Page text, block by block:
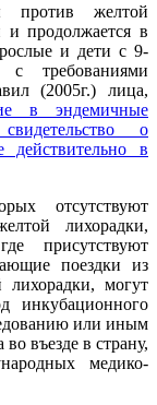
против желтой
и продолжается в
и дети с 9-
с требованиями
(2005г.) лица,
в эндемичные
о
действительно в
отсутствуют
лихорадки,
присутствуют
поездки из
могут
инкубационного
или иным
въезде в страну,
медико-